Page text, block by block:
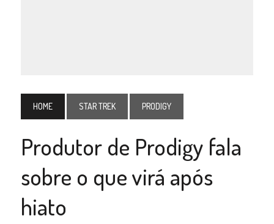
HOME STAR TREK PRODIGY
Produtor de Prodigy fala
sobre o que virá após
hiato